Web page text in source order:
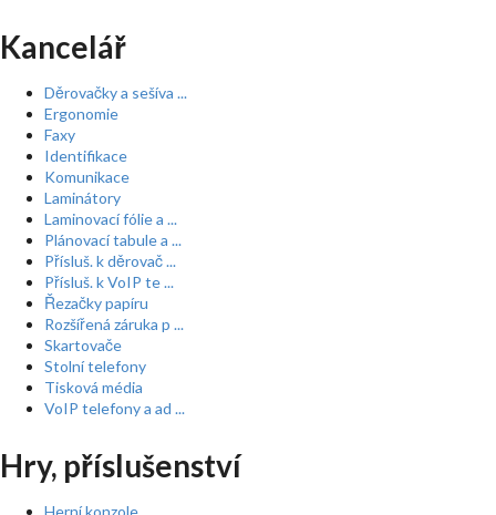
Kancelář
Děrovačky a sešíva ...
Ergonomie
Faxy
Identifikace
Komunikace
Laminátory
Laminovací fólie a ...
Plánovací tabule a ...
Přísluš. k děrovač ...
Přísluš. k VoIP te ...
Řezačky papíru
Rozšířená záruka p ...
Skartovače
Stolní telefony
Tisková média
VoIP telefony a ad ...
Hry, příslušenství
Herní konzole